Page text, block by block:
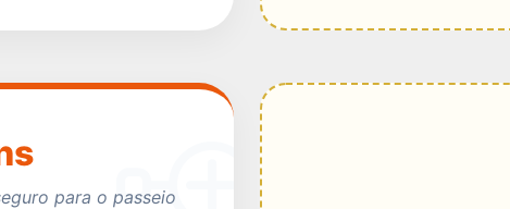
para o passeio